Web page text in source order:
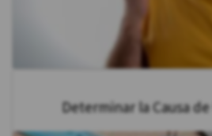
Determinar la Causa